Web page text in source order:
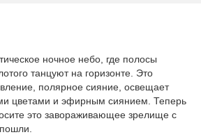
ночное небо, где полосы
танцуют на горизонте. Это
полярное сияние, освещает
цветами и эфирным сиянием. Теперь
это завораживающее зрелище с